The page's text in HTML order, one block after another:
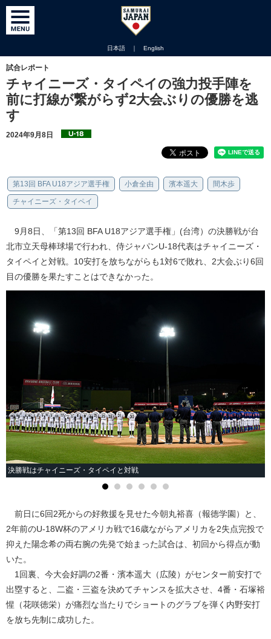
日本語 ｜ English
試合レポート
チャイニーズ・タイペイの強力投手陣を
前に打線が繋がらず2大会ぶりの優勝を逃
す
2024年9月8日
第13回 BFA U18アジア選手権 小倉全由 濱本遥大 間木歩
チャイニーズ・タイペイ
9月8日、「第13回 BFA U18アジア選手権」(台湾）の決勝戦が台
北市立天母棒球場で行われ、侍ジャパンU-18代表はチャイニーズ・
タイペイと対戦。10安打を放ちながらも1対6で敗れ、2大会ぶり6回
目の優勝を果たすことはできなかった。
決勝戦はチャイニーズ・タイペイと対戦
前日に6回2死からの好救援を見せた今朝丸裕喜（報徳学園）と、
2年前のU-18W杯のアメリカ戦で16歳ながらアメリカを2失点完投で
抑えた陽念希の両右腕の先発で始まった試合は、初回から得点が動
いた。
1回裏、今大会好調の2番・濱本遥大（広陵）がセンター前安打で
出塁すると、二盗・三盗を決めてチャンスを拡大させ、4番・石塚裕
惺（花咲徳栄）が痛烈な当たりでショートのグラブを弾く内野安打
を放ち先制に成功した。